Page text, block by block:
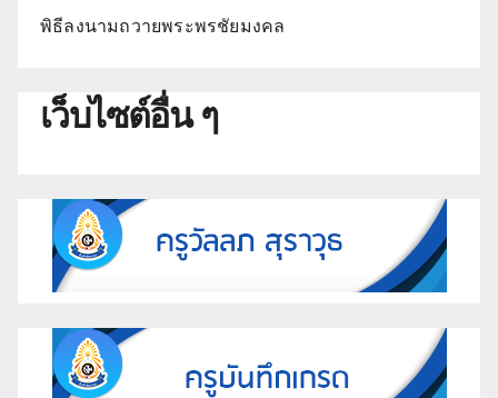
พิธีลงนามถวายพระพรชัยมงคล
เว็บไซต์อื่น ๆ